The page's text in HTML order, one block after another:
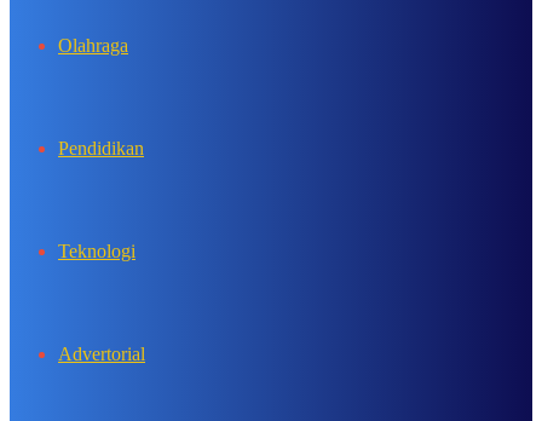
Olahraga
Pendidikan
Teknologi
Advertorial